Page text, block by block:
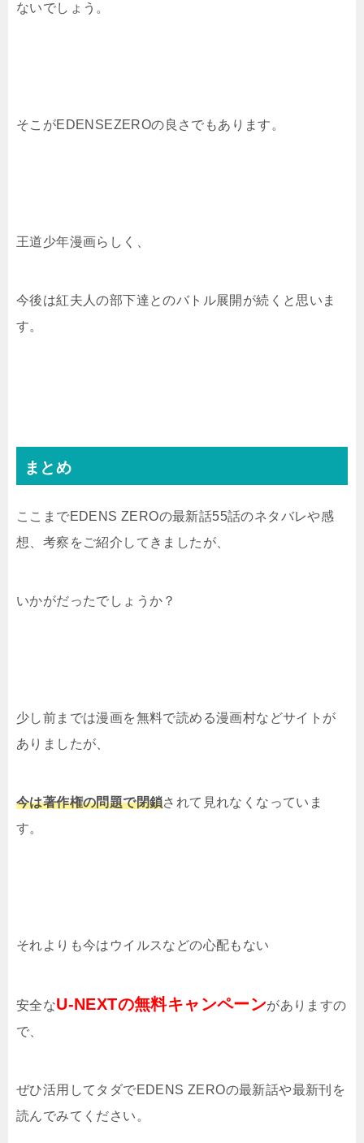
ないでしょう。
そこがEDENSEZEROの良さでもあります。
王道少年漫画らしく、
今後は紅夫人の部下達とのバトル展開が続くと思いま
す。
まとめ
ここまでEDENS ZEROの最新話55話のネタバレや感
想、考察をご紹介してきましたが、
いかがだったでしょうか？
少し前までは漫画を無料で読める漫画村などサイトが
ありましたが、
今は著作権の問題で閉鎖されて見れなくなっていま
す。
それよりも今はウイルスなどの心配もない
安全なU-NEXTの無料キャンペーンがありますの
で、
ぜひ活用してタダでEDENS ZEROの最新話や最新刊を
読んでみてください。